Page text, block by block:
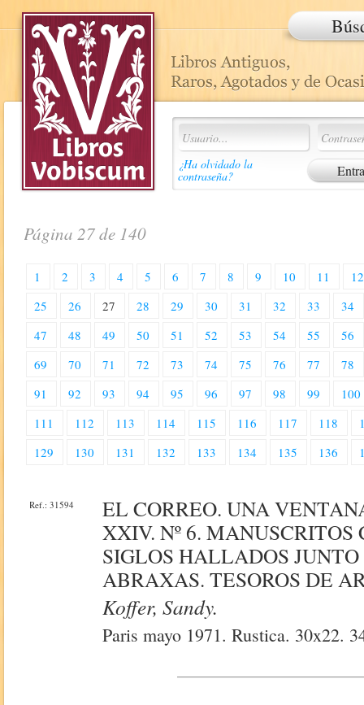
¿Ha olvidado la
contraseña?
Página 27 de 140
1 2 3 4 5 6 7 8 9 10 11
12
25
26 27 28 29 30 31 32 33
34
47
48 49 50 51 52 53 54 55
56
69
70 71 72 73 74 75 76 77
78
91
92 93 94 95 96 97 98 99
100
111
112 113 114 115 116 117 118
129
130 131 132 133 134 135 136
Ref.: 31594
EL CORREO. UNA
XXIV. Nº 6. MANUSCRITOS
SIGLOS HALLADOS
ABRAXAS. TESOROS DE
Koffer, Sandy.
Paris mayo 1971. Rustica. 30x22.